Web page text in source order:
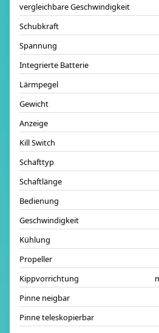
vergleichbare Geschwindigkeit
Schubkraft
Spannung
Integrierte Batterie
Lärmpegel
Gewicht
Anzeige
Kill Switch
Schafttyp
Schaftlänge
Bedienung
Geschwindigkeit
Kühlung
Propeller
Kippvorrichtung
Pinne neigbar
Pinne teleskopierbar